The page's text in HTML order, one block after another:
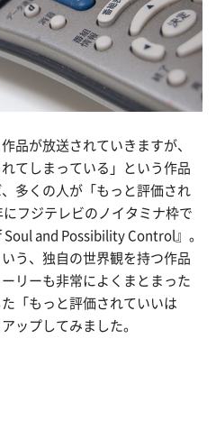
品が放送されていきますが、
てしまっている」という作品
多くの人が「もっと評価され
フジテレビのノイタミナ枠で
and Possibility Control』。
う、独自の世界観を持つ作品
リーも非常によくまとまった
「もっと評価されていいは
ップしてみました。